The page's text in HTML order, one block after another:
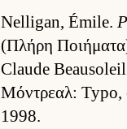
Nelligan, Émile.
(Πλήρη
Claude
Μόντρεαλ: Typo,
1998.